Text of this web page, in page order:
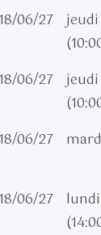
18/06/27
18/06/27
18/06/27
18/06/27